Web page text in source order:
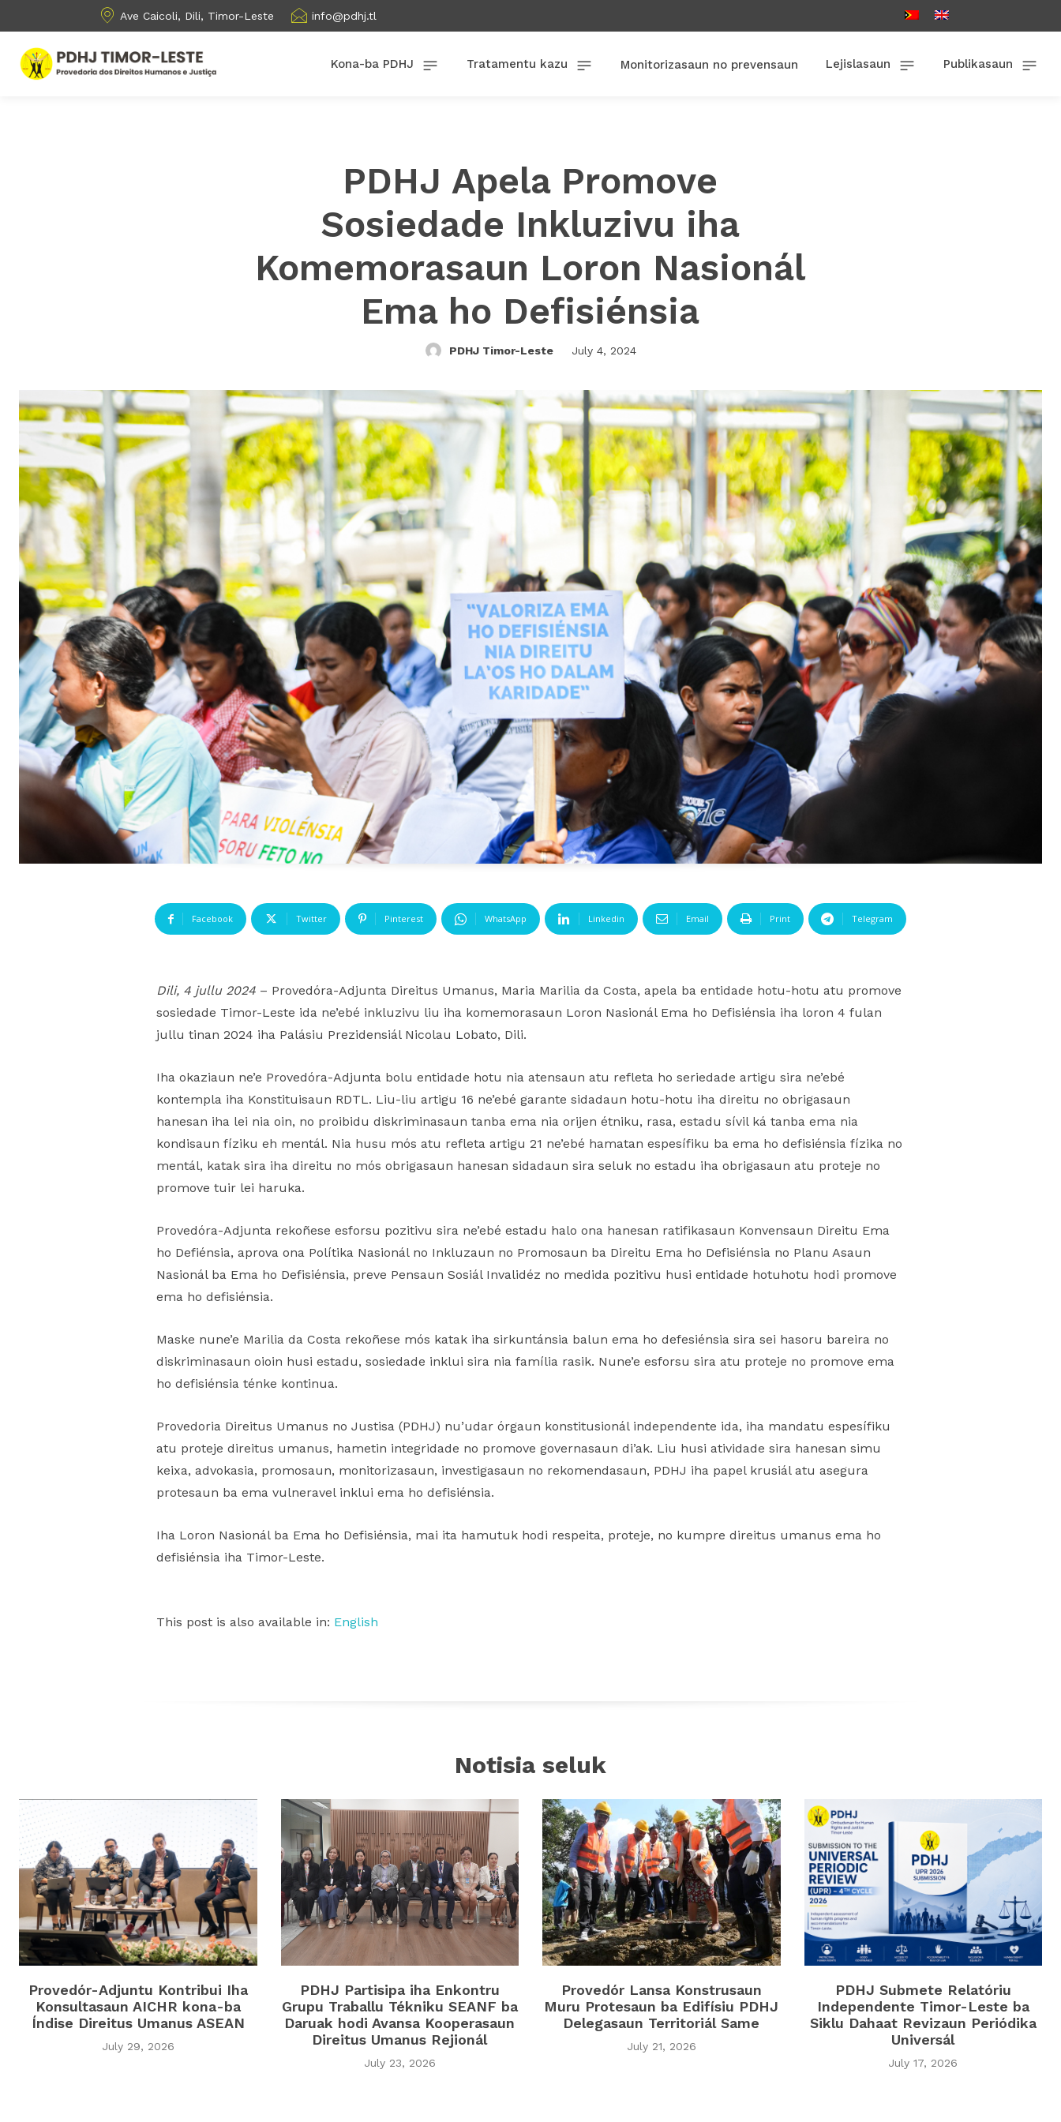
Ave Caicoli, Dili, Timor-Leste info@pdhj.tl
Kona-ba PDHJ Tratamentu kazu Monitorizasaun no prevensaun Lejislasaun Publikasaun
PDHJ Apela Promove
Sosiedade Inkluzivu iha
Komemorasaun Loron Nasionál
Ema ho Defisiénsia
PDHJ Timor-Leste July 4, 2024
Facebook Twitter Pinterest WhatsApp Linkedin Email Print Telegram
Dili, 4 jullu 2024 – Provedóra-Adjunta Direitus Umanus, Maria Marilia da Costa, apela ba entidade hotu-hotu atu promove
sosiedade Timor-Leste ida ne’ebé inkluzivu liu iha komemorasaun Loron Nasionál Ema ho Defisiénsia iha loron 4 fulan
jullu tinan 2024 iha Palásiu Prezidensiál Nicolau Lobato, Dili.
Iha okaziaun ne’e Provedóra-Adjunta bolu entidade hotu nia atensaun atu refleta ho seriedade artigu sira ne’ebé
kontempla iha Konstituisaun RDTL. Liu-liu artigu 16 ne’ebé garante sidadaun hotu-hotu iha direitu no obrigasaun
hanesan iha lei nia oin, no proibidu diskriminasaun tanba ema nia orijen étniku, rasa, estadu sívil ká tanba ema nia
kondisaun fíziku eh mentál. Nia husu mós atu refleta artigu 21 ne’ebé hamatan espesífiku ba ema ho defisiénsia fízika no
mentál, katak sira iha direitu no mós obrigasaun hanesan sidadaun sira seluk no estadu iha obrigasaun atu proteje no
promove tuir lei haruka.
Provedóra-Adjunta rekoñese esforsu pozitivu sira ne’ebé estadu halo ona hanesan ratifikasaun Konvensaun Direitu Ema
ho Defiénsia, aprova ona Polítika Nasionál no Inkluzaun no Promosaun ba Direitu Ema ho Defisiénsia no Planu Asaun
Nasionál ba Ema ho Defisiénsia, preve Pensaun Sosiál Invalidéz no medida pozitivu husi entidade hotuhotu hodi promove
ema ho defisiénsia.
Maske nune’e Marilia da Costa rekoñese mós katak iha sirkuntánsia balun ema ho defesiénsia sira sei hasoru bareira no
diskriminasaun oioin husi estadu, sosiedade inklui sira nia família rasik. Nune’e esforsu sira atu proteje no promove ema
ho defisiénsia ténke kontinua.
Provedoria Direitus Umanus no Justisa (PDHJ) nu’udar órgaun konstitusionál independente ida, iha mandatu espesífiku
atu proteje direitus umanus, hametin integridade no promove governasaun di’ak. Liu husi atividade sira hanesan simu
keixa, advokasia, promosaun, monitorizasaun, investigasaun no rekomendasaun, PDHJ iha papel krusiál atu asegura
protesaun ba ema vulneravel inklui ema ho defisiénsia.
Iha Loron Nasionál ba Ema ho Defisiénsia, mai ita hamutuk hodi respeita, proteje, no kumpre direitus umanus ema ho
defisiénsia iha Timor-Leste.
This post is also available in: English
Notisia seluk
Provedór-Adjuntu Kontribui Iha
Konsultasaun AICHR kona-ba
Índise Direitus Umanus ASEAN
July 29, 2026
PDHJ Partisipa iha Enkontru
Grupu Traballu Tékniku SEANF ba
Daruak hodi Avansa Kooperasaun
Direitus Umanus Rejionál
July 23, 2026
Provedór Lansa Konstrusaun
Muru Protesaun ba Edifísiu PDHJ
Delegasaun Territoriál Same
July 21, 2026
PDHJ Submete Relatóriu
Independente Timor-Leste ba
Siklu Dahaat Revizaun Periódika
Universál
July 17, 2026